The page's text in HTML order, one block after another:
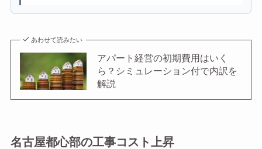
あわせて読みたい
アパート経営の初期費用はいく
ら？シミュレーション付で内訳を
解説
名古屋都心部の工事コスト上昇